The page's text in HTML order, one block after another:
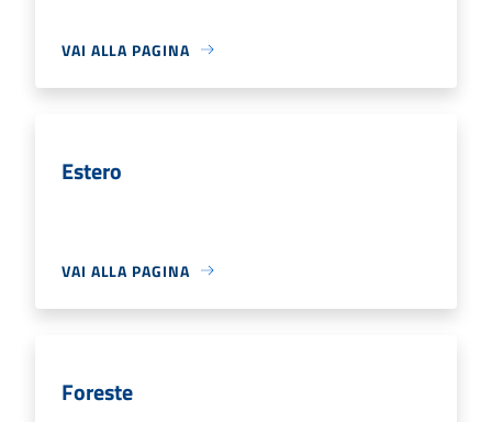
VAI ALLA PAGINA
Estero
VAI ALLA PAGINA
Foreste